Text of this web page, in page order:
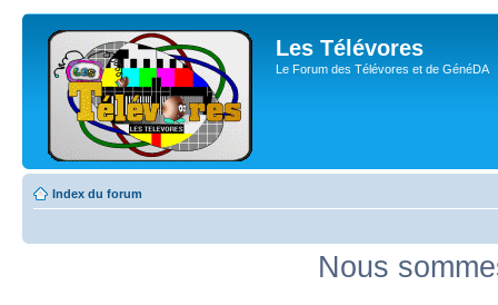
Les Télévores
Le Forum des Télévores et de GénéDA
Index du forum
Nous